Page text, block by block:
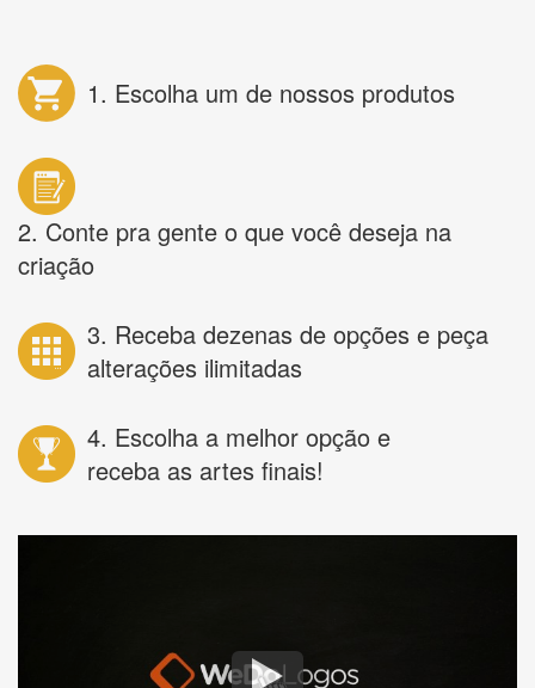
1. Escolha um de nossos produtos
2. Conte pra gente o que você deseja na
criação
3. Receba dezenas de opções e peça
alterações ilimitadas
4. Escolha a melhor opção e
receba as artes finais!